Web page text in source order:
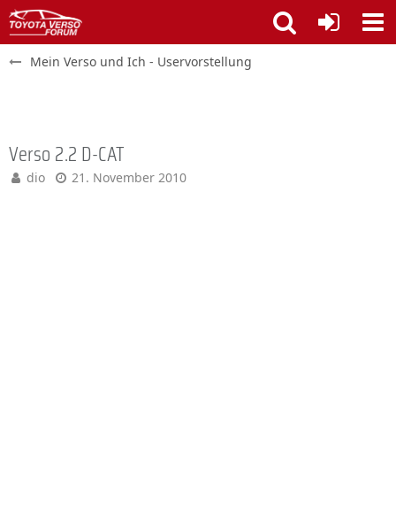
Mein Verso und Ich - Uservorstellung
Verso 2.2 D-CAT
dio 21. November 2010